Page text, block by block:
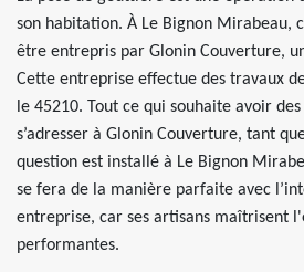
son habitation. À Le Bignon Mirabeau,
être entrepris par Glonin Couverture,
Cette entreprise effectue des travaux
le 45210. Tout ce qui souhaite avoir
s’adresser à Glonin Couverture, tant
question est installé à Le Bignon
se fera de la manière parfaite avec
entreprise, car ses artisans maîtrisent
performantes.